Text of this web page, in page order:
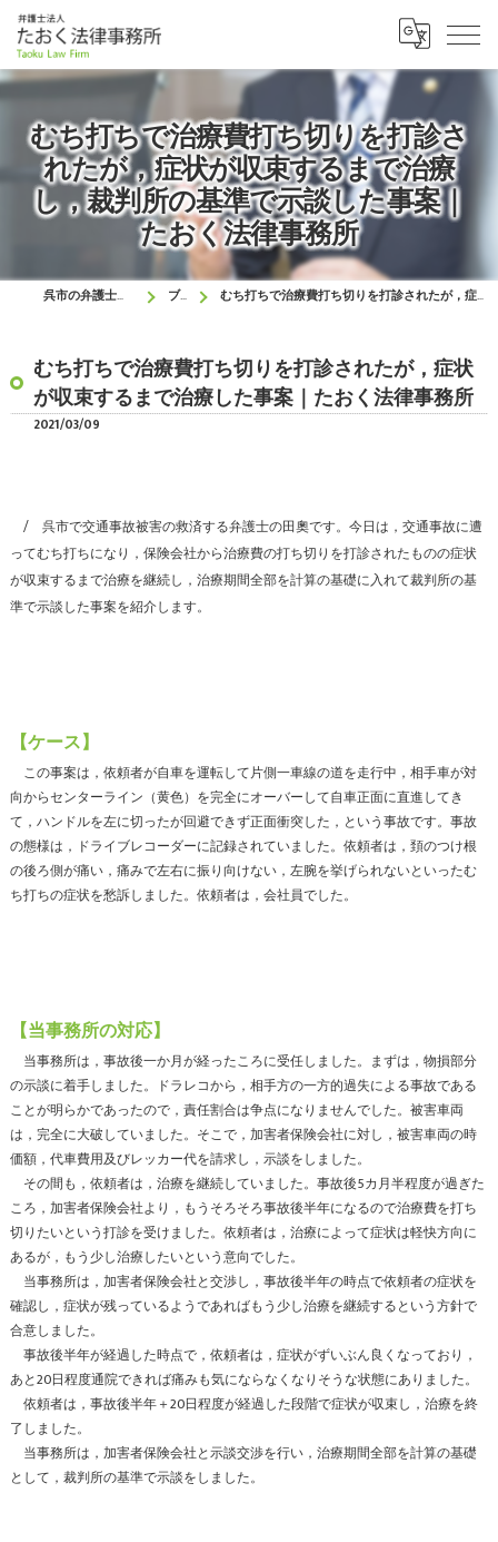
むち打ちで治療費打ち切りを打診さ
れたが，症状が収束するまで治療
し，裁判所の基準で示談した事案｜
たおく法律事務所
呉市の弁護士はたおく法律事務所 ブログ むち打ちで治療費打ち切りを打診されたが，症状が収束するまで治療した事案｜たおく法律事務所
むち打ちで治療費打ち切りを打診されたが，症状
が収束するまで治療した事案｜たおく法律事務所
2021/03/09
呉市で交通事故被害の救済する弁護士の田奧です。今日は，交通事故に遭
ってむち打ちになり，保険会社から治療費の打ち切りを打診されたものの症状
が収束するまで治療を継続し，治療期間全部を計算の基礎に入れて裁判所の基
準で示談した事案を紹介します。
【ケース】
この事案は，依頼者が自車を運転して片側一車線の道を走行中，相手車が対
向からセンターライン（黄色）を完全にオーバーして自車正面に直進してき
て，ハンドルを左に切ったが回避できず正面衝突した，という事故です。事故
の態様は，ドライブレコーダーに記録されていました。依頼者は，頚のつけ根
の後ろ側が痛い，痛みで左右に振り向けない，左腕を挙げられないといったむ
ち打ちの症状を愁訴しました。依頼者は，会社員でした。
【当事務所の対応】
当事務所は，事故後一か月が経ったころに受任しました。まずは，物損部分
の示談に着手しました。ドラレコから，相手方の一方的過失による事故である
ことが明らかであったので，責任割合は争点になりませんでした。被害車両
は，完全に大破していました。そこで，加害者保険会社に対し，被害車両の時
価額，代車費用及びレッカー代を請求し，示談をしました。
その間も，依頼者は，治療を継続していました。事故後5カ月半程度が過ぎた
ころ，加害者保険会社より，もうそろそろ事故後半年になるので治療費を打ち
切りたいという打診を受けました。依頼者は，治療によって症状は軽快方向に
あるが，もう少し治療したいという意向でした。
当事務所は，加害者保険会社と交渉し，事故後半年の時点で依頼者の症状を
確認し，症状が残っているようであればもう少し治療を継続するという方針で
合意しました。
事故後半年が経過した時点で，依頼者は，症状がずいぶん良くなっており，
あと20日程度通院できれば痛みも気にならなくなりそうな状態にありました。
依頼者は，事故後半年＋20日程度が経過した段階で症状が収束し，治療を終
了しました。
当事務所は，加害者保険会社と示談交渉を行い，治療期間全部を計算の基礎
として，裁判所の基準で示談をしました。